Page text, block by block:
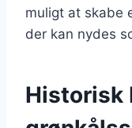
muligt at skabe
der kan nydes
Historisk